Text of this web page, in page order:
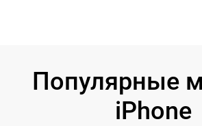
Популярные
iPhone